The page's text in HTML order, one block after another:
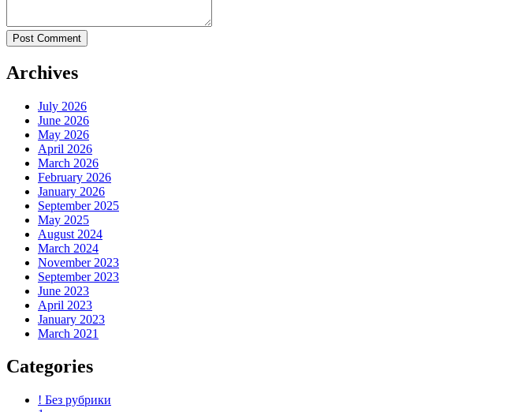
Post Comment
Archives
July 2026
June 2026
May 2026
April 2026
March 2026
February 2026
January 2026
September 2025
May 2025
August 2024
March 2024
November 2023
September 2023
June 2023
April 2023
January 2023
March 2021
Categories
! Без рубрики